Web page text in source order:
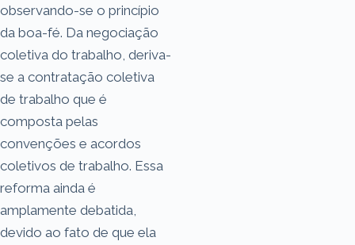
observando-se o princípio
da boa-fé. Da negociação
coletiva do trabalho, deriva-
se a contratação coletiva
de trabalho que é
composta pelas
convenções e acordos
coletivos de trabalho. Essa
reforma ainda é
amplamente debatida,
devido ao fato de que ela